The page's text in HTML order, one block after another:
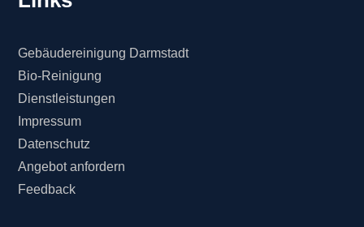
Gebäudereinigung Darmstadt
Bio-Reinigung
Dienstleistungen
Impressum
Datenschutz
Angebot anfordern
Feedback